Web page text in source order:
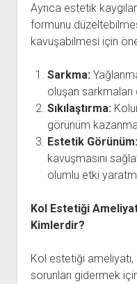
Ayrıca estetik
formunu
kavuşabilmesi için
Sarkma:
oluşan sarkmaları
Sıkılaştırma:
görünüm
Estetik Görünüm:
kavuşmasını
olumlu etki
Kol Estetiği
Kimlerdir?
Kol estetiği
sorunları gidermek